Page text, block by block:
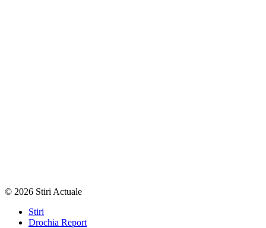
© 2026 Stiri Actuale
Stiri
Drochia Report